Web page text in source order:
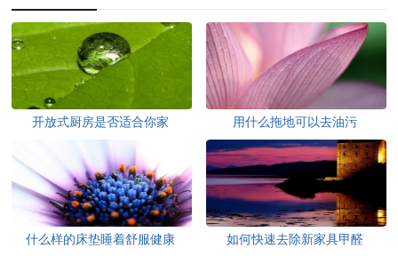
开放式厨房是否适合你家 用什么拖地可以去油污
什么样的床垫睡着舒服健康 如何快速去除新家具甲醛